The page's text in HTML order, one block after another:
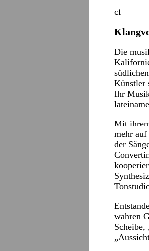
cf
Die
Künstler
Ihr
Mit
mehr auf
der
wahren
Scheibe,